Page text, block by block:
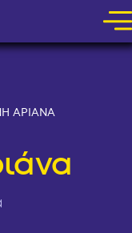
ΑΡΙΑΝΑ